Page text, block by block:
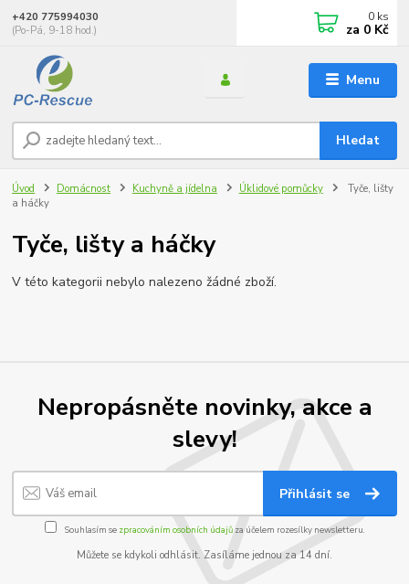
Menu
Hledat
+420 775994030
(Po-Pá, 9-18 hod.)
0 ks
za 0 Kč
Úvod Domácnost Kuchyně a jídelna Úklidové pomůcky
Tyče, lišty
a háčky
Tyče, lišty a háčky
V této kategorii nebylo nalezeno žádné zboží.
Nepropásněte novinky, akce a
slevy!
Přihlásit se
Souhlasím se zpracováním osobních údajůza účelem rozesílky newsletteru.
Můžete se kdykoli odhlásit. Zasíláme jednou za 14 dní.